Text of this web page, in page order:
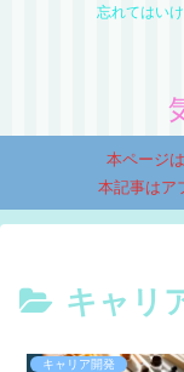
忘れてはい
本ページ
本記事はア
キャリ
キャリア開発